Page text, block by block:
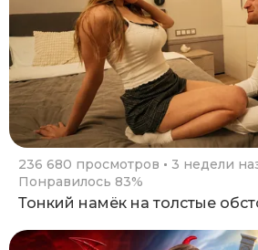
236 680 просмотров
3 недели
Понравилось 83%
Тонкий намёк на толстые